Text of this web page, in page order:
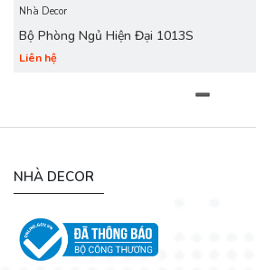
Đối với một phòng ngủ cao cấp tất cả
thành một không gian đẹp đến ngỡ
nội thất này thường phải đi combo để
Nhà Decor
Bộ Phòng Ngủ Hiện Đại 1013S
Liên hệ
NHÀ DECOR